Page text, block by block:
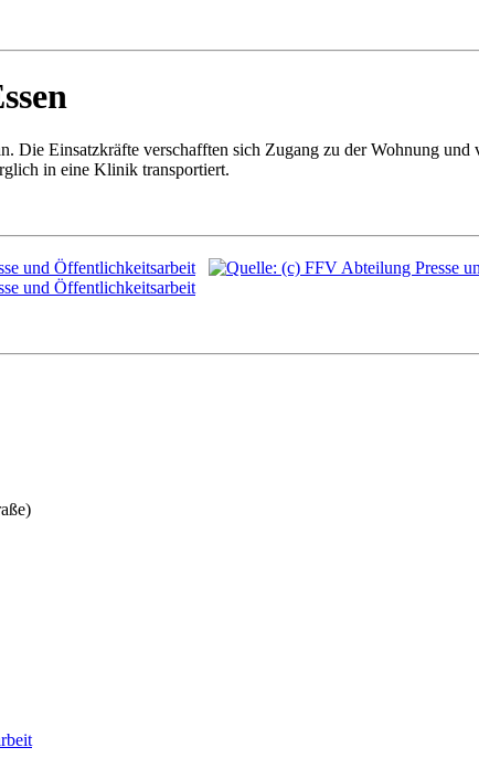
Die Einsatzkräfte verschafften sich Zugang zu der Wohnung
in eine Klinik transportiert.